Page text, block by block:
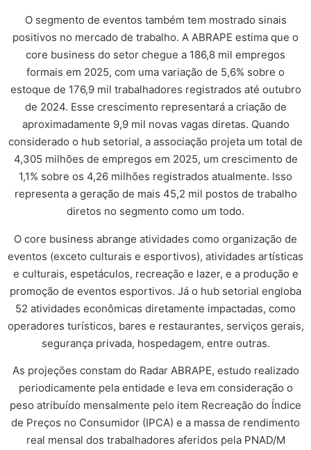
O segmento de eventos também tem mostrado sinais
positivos no mercado de trabalho. A ABRAPE estima que o
core business do setor chegue a 186,8 mil empregos
formais em 2025, com uma variação de 5,6% sobre o
estoque de 176,9 mil trabalhadores registrados até outubro
de 2024. Esse crescimento representará a criação de
aproximadamente 9,9 mil novas vagas diretas. Quando
considerado o hub setorial, a associação projeta um total de
4,305 milhões de empregos em 2025, um crescimento de
1,1% sobre os 4,26 milhões registrados atualmente. Isso
representa a geração de mais 45,2 mil postos de trabalho
diretos no segmento como um todo.
O core business abrange atividades como organização de
eventos (exceto culturais e esportivos), atividades artísticas
e culturais, espetáculos, recreação e lazer, e a produção e
promoção de eventos esportivos. Já o hub setorial engloba
52 atividades econômicas diretamente impactadas, como
operadores turísticos, bares e restaurantes, serviços gerais,
segurança privada, hospedagem, entre outras.
As projeções constam do Radar ABRAPE, estudo realizado
periodicamente pela entidade e leva em consideração o
peso atribuído mensalmente pelo item Recreação do Índice
de Preços no Consumidor (IPCA) e a massa de rendimento
real mensal dos trabalhadores aferidos pela PNAD/M